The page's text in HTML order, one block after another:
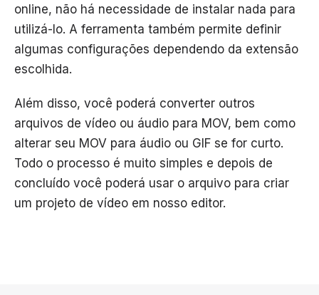
online, não há necessidade de instalar nada para
utilizá-lo. A ferramenta também permite definir
algumas configurações dependendo da extensão
escolhida.
Além disso, você poderá converter outros
arquivos de vídeo ou áudio para MOV, bem como
alterar seu MOV para áudio ou GIF se for curto.
Todo o processo é muito simples e depois de
concluído você poderá usar o arquivo para criar
um projeto de vídeo em nosso editor.